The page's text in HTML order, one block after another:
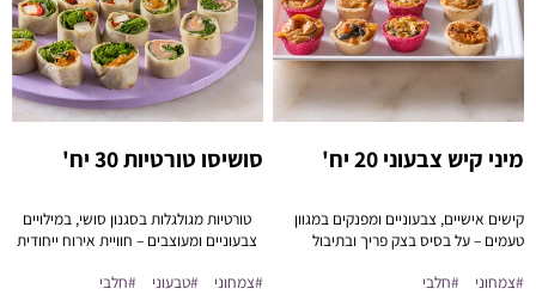
מיני קיש צבעוני 20 יח'
קישים אישיים, צבעוניים ומפנקים במגוון
טעמים – על בסיס בצק פריך ובתיבול
#צמחוני
#חלבי
סושיסו טורטיות 30 יח'
טורטיות מגולגלות בסגנון סושי, במילויים
צבעוניים ומעוצבים – חוויית אירוח ייחודית
#צמחוני
#טבעוני #חלבי